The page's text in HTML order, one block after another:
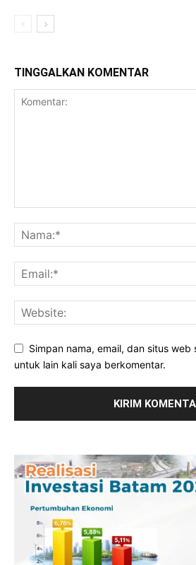
TINGGALKAN KOMENTAR
Simpan nama, email, dan situs web
untuk lain kali saya berkomentar.